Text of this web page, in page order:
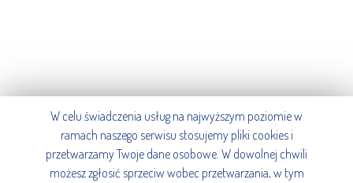
W celu świadczenia usług na najwyższym poziomie w
ramach naszego serwisu stosujemy pliki cookies i
przetwarzamy Twoje dane osobowe. W dowolnej chwili
możesz zgłosić sprzeciw wobec przetwarzania, w tym